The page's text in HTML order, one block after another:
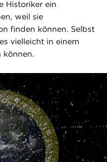
Historiker ein
weil sie
finden können. Selbst
vielleicht in einem
können.